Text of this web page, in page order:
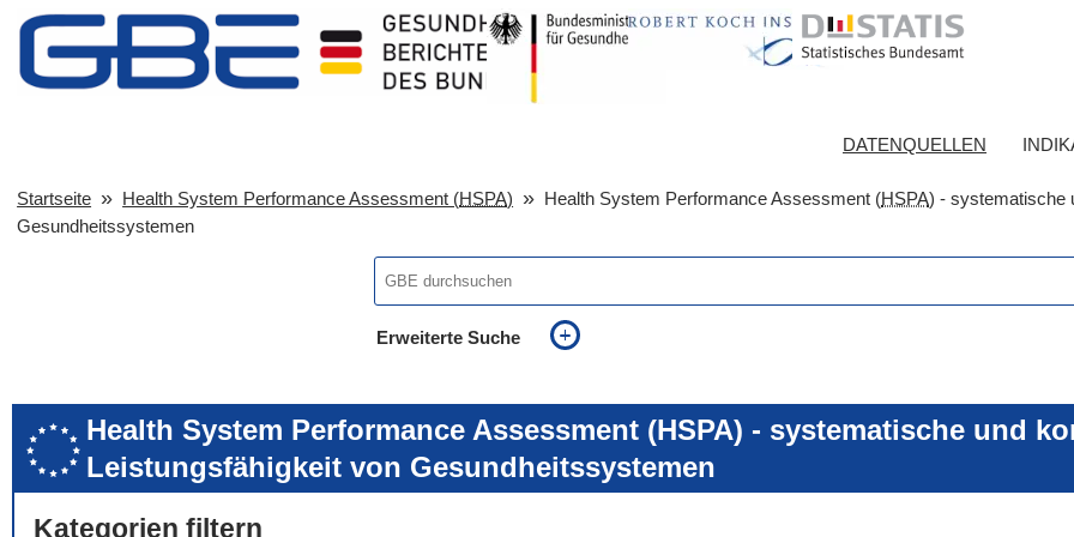
DATENQUELLEN
Startseite Health System Performance Assessment (HSPA) Health System Performance Assessment (HSPA) - systematische
Gesundheitssystemen
Erweiterte Suche
... genau diesen Ausdruck
auch ähnlich geschriebenes einbeziehen
Health System Performance Assessment (HSPA) - systematische und
Leistungsfähigkeit von Gesundheitssystemen
Kategorien filtern